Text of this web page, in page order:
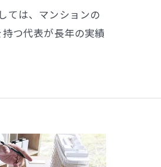
ては、マンションの
つ代表が長年の実績